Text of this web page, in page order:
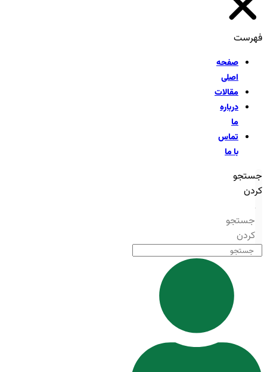
فهرست
صفحه
اصلی
مقالات
درباره
ما
تماس
با ما
جستجو
کردن
جستجو
کردن